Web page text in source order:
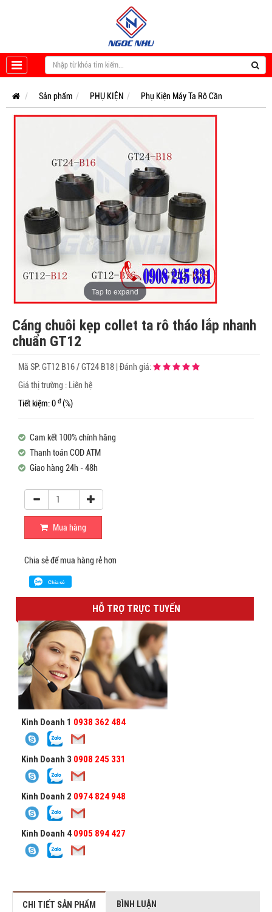
Sản phẩm PHỤ KIỆN Phụ Kiện Máy Ta Rô Cần
Tap to expand
Cáng chuôi kẹp collet ta rô tháo lắp nhanh
chuẩn GT12
Mã SP:GT12 B16 / GT24 B18 Đánh giá:
Giá thị trường : Liên hệ
Tiết kiệm: 0 đ (%)
Cam kết 100% chính hãng
Thanh toán COD ATM
Giao hàng 24h - 48h
Mua hàng
Chia sẻ để mua hàng rẻ hơn
Chia sẻ
HỖ TRỢ TRỰC TUYẾN
Kinh Doanh 1 0938 362 484
Kinh Doanh 3 0908 245 331
Kinh Doanh 2 0974 824 948
Kinh Doanh 4 0905 894 427
CHI TIẾT SẢN PHẨM BÌNH LUẬN